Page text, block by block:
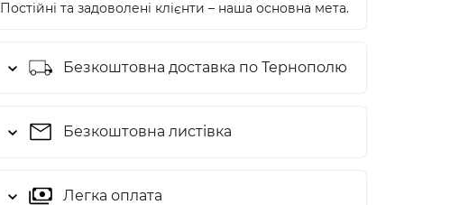
Постійні та задоволені клієнти – наша основна мета.
Безкоштовна доставка по Тернополю
Безкоштовна листівка
Легка оплата